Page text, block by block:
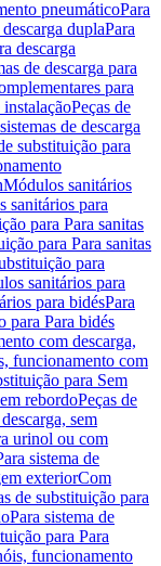
pneumáticoPara
duplaPara
descarga
de descarga para
para
Peças de
de descarga
substituição para
Módulos sanitários
sanitários para
para Para sanitas
para Para sanitas
para
sanitários para
para bidésPara
para Para bidés
com descarga,
funcionamento com
para Sem
rebordoPeças de
sem
urinol ou com
sistema de
exteriorCom
de substituição para
Para sistema de
para Para
funcionamento